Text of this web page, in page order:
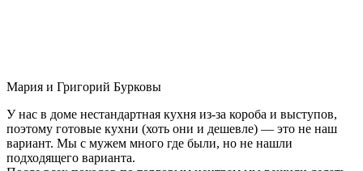
Мария и Григорий Бурковы
У нас в доме нестандартная кухня из-за короба и выступов,
поэтому готовые кухни (хоть они и дешевле) — это не наш
вариант. Мы с мужем много где были, но не нашли
подходящего варианта.